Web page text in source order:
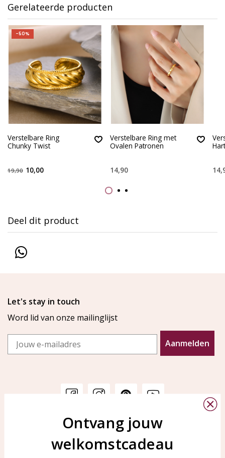
Gerelateerde producten
-50%
Verstelbare Ring
Chunky Twist
19,90 10,00
Verstelbare Ring met
Ovalen Patronen
14,90
Deel dit product
Let's stay in touch
Word lid van onze mailinglijst
Email
Aanmelden
Veelgestelde vragen
KAYA Sieraden
Bellen of WhatsApp Ma-Vr
tussen 09:00-17:00
Ontvang jouw
welkomstcadeau